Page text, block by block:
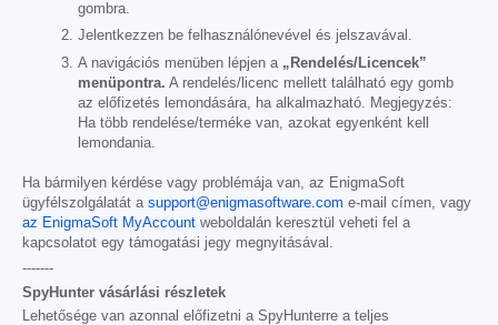
gombra.
Jelentkezzen be felhasználónevével és jelszavával.
A navigációs menüben lépjen a „Rendelés/Licencek”
menüpontra. A rendelés/licenc mellett található egy gomb
az előfizetés lemondására, ha alkalmazható. Megjegyzés:
Ha több rendelése/terméke van, azokat egyenként kell
lemondania.
Ha bármilyen kérdése vagy problémája van, az EnigmaSoft
ügyfélszolgálatát a support@enigmasoftware.com e-mail címen, vagy
az EnigmaSoft MyAccount weboldalán keresztül veheti fel a
kapcsolatot egy támogatási jegy megnyitásával.
-------
SpyHunter vásárlási részletek
Lehetősége van azonnal előfizetni a SpyHunterre a teljes